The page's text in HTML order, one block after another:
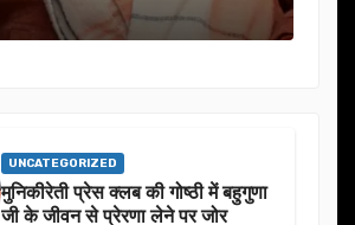
UNCATEGORIZED
मुनिकीरेती प्रेस क्लब की गोष्ठी में बहुगुणा
जी के जीवन से प्रेरणा लेने पर जोर